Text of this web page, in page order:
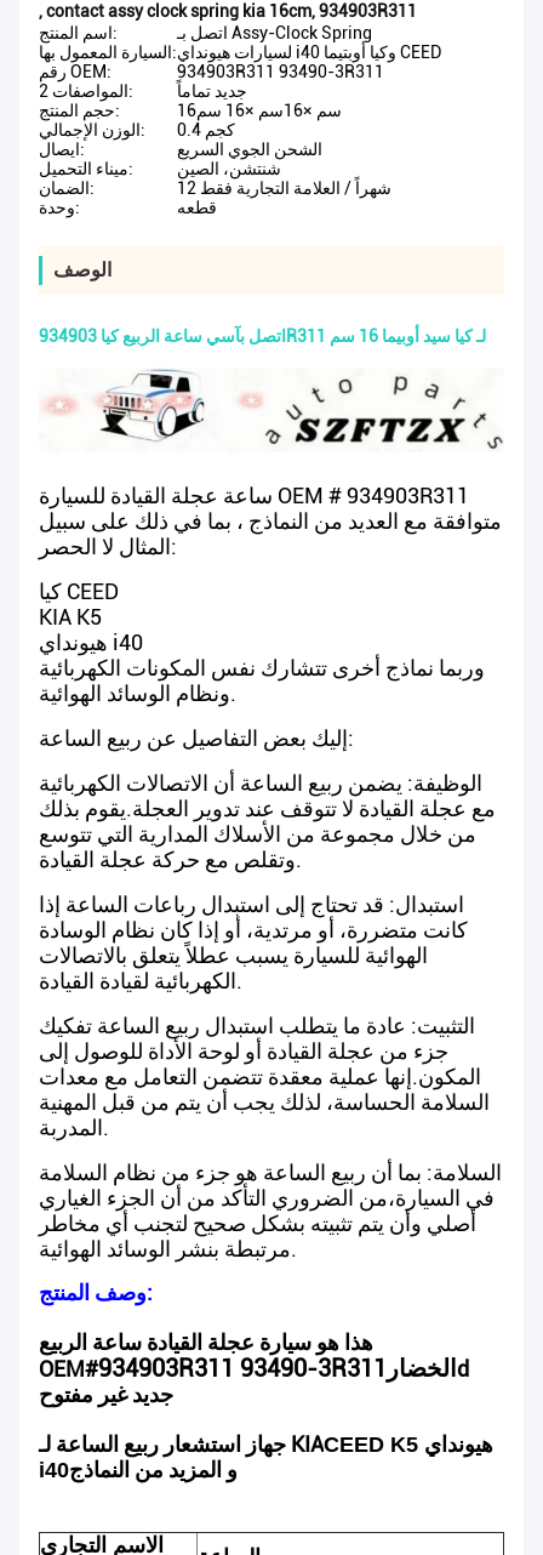
,contact assy clock spring kia 16cm,934903R311
اسم المنتج:
اتصل بـ Assy-Clock Spring
السيارة المعمول بها:
لسيارات هيونداي i40 وكيا أوبتيما CEED
رقم OEM:
934903R311 93490-3R311
المواصفات 2:
جديد تماماً
حجم المنتج:
16سم ×16سم ×16 سم
الوزن الإجمالي:
0.4 كجم
ايصال:
الشحن الجوي السريع
ميناء التحميل:
شنتشن، الصين
الضمان:
12 شهراً / العلامة التجارية فقط
وحدة:
قطعه
الوصف
اتصل بآسي ساعة الربيع كيا 934903R311 لـ كيا سيد أوبيما 16 سم
ساعة عجلة القيادة للسيارة OEM # 934903R311
متوافقة مع العديد من النماذج ، بما في ذلك على سبيل
المثال لا الحصر:
كيا CEED
KIA K5
هيونداي i40
وربما نماذج أخرى تتشارك نفس المكونات الكهربائية
ونظام الوسائد الهوائية.
إليك بعض التفاصيل عن ربيع الساعة:
الوظيفة: يضمن ربيع الساعة أن الاتصالات الكهربائية
مع عجلة القيادة لا تتوقف عند تدوير العجلة.يقوم بذلك
من خلال مجموعة من الأسلاك المدارية التي تتوسع
وتقلص مع حركة عجلة القيادة.
استبدال: قد تحتاج إلى استبدال رباعات الساعة إذا
كانت متضررة، أو مرتدية، أو إذا كان نظام الوسادة
الهوائية للسيارة يسبب عطلاً يتعلق بالاتصالات
الكهربائية لقيادة القيادة.
التثبيت: عادة ما يتطلب استبدال ربيع الساعة تفكيك
جزء من عجلة القيادة أو لوحة الأداة للوصول إلى
المكون.إنها عملية معقدة تتضمن التعامل مع معدات
السلامة الحساسة، لذلك يجب أن يتم من قبل المهنية
المدربة.
السلامة: بما أن ربيع الساعة هو جزء من نظام السلامة
في السيارة،من الضروري التأكد من أن الجزء الغياري
أصلي وأن يتم تثبيته بشكل صحيح لتجنب أي مخاطر
مرتبطة بنشر الوسائد الهوائية.
وصف المنتج:
هذا هو سيارة عجلة القيادة ساعة الربيع
OEM#934903R311 93490-3R311 الخضار d
جديد غير مفتوح
جهاز استشعار ربيع الساعة لـ KIACEED K5 هيونداي
i40و المزيد من النماذج
الاسم التجاري